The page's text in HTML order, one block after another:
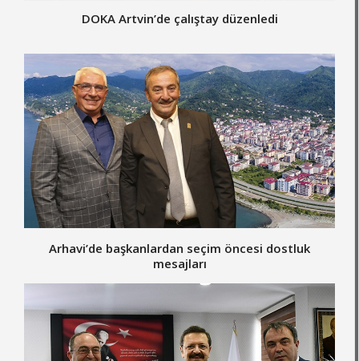
DOKA Artvin’de çalıştay düzenledi
Arhavi’de başkanlardan seçim öncesi dostluk
mesajları